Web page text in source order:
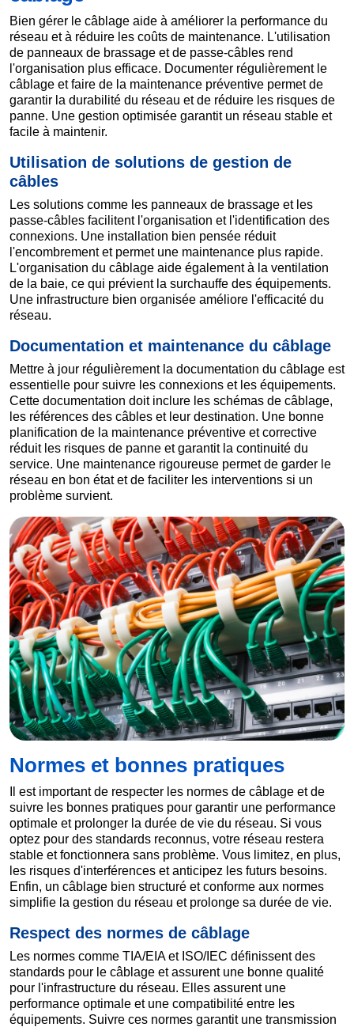
Bien gérer le câblage aide à améliorer la performance du
réseau et à réduire les coûts de maintenance. L'utilisation
de panneaux de brassage et de passe-câbles rend
l'organisation plus efficace. Documenter régulièrement le
câblage et faire de la maintenance préventive permet de
garantir la durabilité du réseau et de réduire les risques de
panne. Une gestion optimisée garantit un réseau stable et
facile à maintenir.
Utilisation de solutions de gestion de
câbles
Les solutions comme les panneaux de brassage et les
passe-câbles facilitent l'organisation et l'identification des
connexions. Une installation bien pensée réduit
l'encombrement et permet une maintenance plus rapide.
L'organisation du câblage aide également à la ventilation
de la baie, ce qui prévient la surchauffe des équipements.
Une infrastructure bien organisée améliore l'efficacité du
réseau.
Documentation et maintenance du câblage
Mettre à jour régulièrement la documentation du câblage est
essentielle pour suivre les connexions et les équipements.
Cette documentation doit inclure les schémas de câblage,
les références des câbles et leur destination. Une bonne
planification de la maintenance préventive et corrective
réduit les risques de panne et garantit la continuité du
service. Une maintenance rigoureuse permet de garder le
réseau en bon état et de faciliter les interventions si un
problème survient.
Normes et bonnes pratiques
Il est important de respecter les normes de câblage et de
suivre les bonnes pratiques pour garantir une performance
optimale et prolonger la durée de vie du réseau. Si vous
optez pour des standards reconnus, votre réseau restera
stable et fonctionnera sans problème. Vous limitez, en plus,
les risques d'interférences et anticipez les futurs besoins.
Enfin, un câblage bien structuré et conforme aux normes
simplifie la gestion du réseau et prolonge sa durée de vie.
Respect des normes de câblage
Les normes comme TIA/EIA et ISO/IEC définissent des
standards pour le câblage et assurent une bonne qualité
pour l'infrastructure du réseau. Elles assurent une
performance optimale et une compatibilité entre les
équipements. Suivre ces normes garantit une transmission